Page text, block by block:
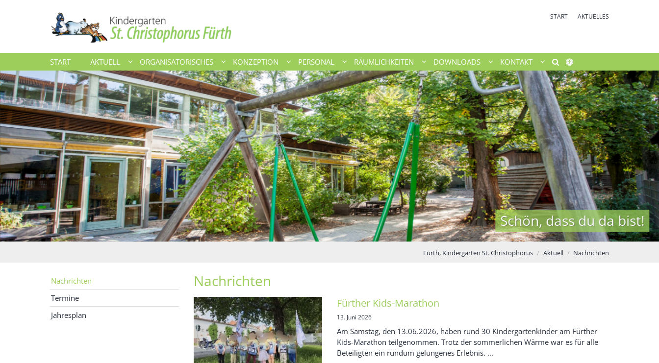
START AKTUELLES
START AKTUELL ORGANISATORISCHES KONZEPTION PERSONAL RÄUMLICHKEITEN DOWNLOADS KONTAKT
Schön, dass du da bist!
Fürth, Kindergarten St. Christophorus Aktuell Nachrichten
Nachrichten
Fürther Kids-Marathon
13. Juni 2026
Am Samstag, den 13.06.2026, haben rund 30 Kindergartenkinder am Fürther
Kids-Marathon teilgenommen. Trotz der sommerlichen Wärme war es für alle
Beteiligten ein rundum gelungenes Erlebnis. ...
Nachrichten
Termine
Jahresplan